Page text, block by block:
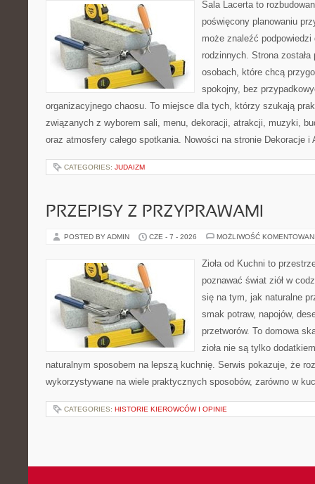
Sala Lacerta to
poświęcony planowaniu
może znaleźć
rodzinnych. Strona
osobach, które chcą
spokojny, bez
organizacyjnego chaosu. To miejsce dla tych, którzy szukają
związanych z wyborem sali, menu, dekoracji, atrakcji, muzyki,
oraz atmosfery całego spotkania. Nowości na stronie Dekoracje
CATEGORIES: JUDAIZM
PRZEPISY Z PRZYPRAWAMI
POSTED BY ADMIN CZE - 7 - 2026 MOŻLIWOŚĆ
Zioła od Kuchni to
poznawać świat ziół w
się na tym, jak naturalne
smak potraw, napojów,
przetworów. To domowa
zioła nie są tylko
naturalnym sposobem na lepszą kuchnię. Serwis pokazuje, że
wykorzystywane na wiele praktycznych sposobów, zarówno w
CATEGORIES: HISTORIE KIEROWCÓW I OPINIE